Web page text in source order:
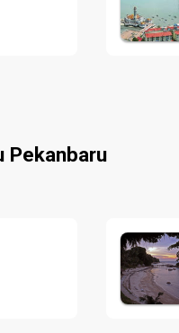
Pekanbaru